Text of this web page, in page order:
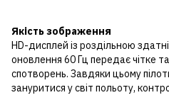
Якість зображення
HD-дисплей із роздільною
оновлення 60 Гц передає чітке
спотворень. Завдяки цьому
зануритися у світ польоту,